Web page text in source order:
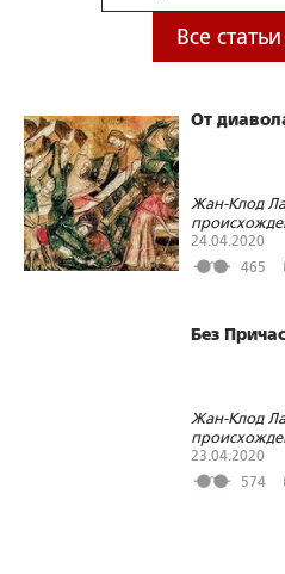
Все
От
Жан-Клод
эпидемии
24.04.2020
465
Без
Жан-Клод
эпидемии
23.04.2020
574